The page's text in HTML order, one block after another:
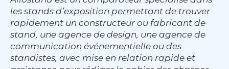
les stands d’exposition permettant de trouver
rapidement un constructeur ou fabricant de
stand, une agence de design, une agence de
communication événementielle ou des
standistes, avec mise en relation rapide et